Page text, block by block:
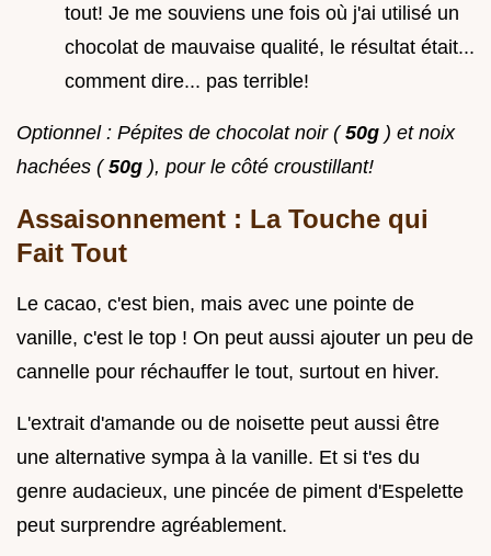
tout! Je me souviens une fois où j'ai utilisé un
chocolat de mauvaise qualité, le résultat était...
comment dire... pas terrible!
Optionnel : Pépites de chocolat noir (50g ) et noix
hachées (50g ), pour le côté croustillant!
Assaisonnement : La Touche qui
Fait Tout
Le cacao, c'est bien, mais avec une pointe de
vanille, c'est le top ! On peut aussi ajouter un peu de
cannelle pour réchauffer le tout, surtout en hiver.
L'extrait d'amande ou de noisette peut aussi être
une alternative sympa à la vanille. Et si t'es du
genre audacieux, une pincée de piment d'Espelette
peut surprendre agréablement.